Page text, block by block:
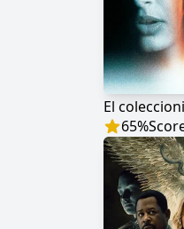
El
65%